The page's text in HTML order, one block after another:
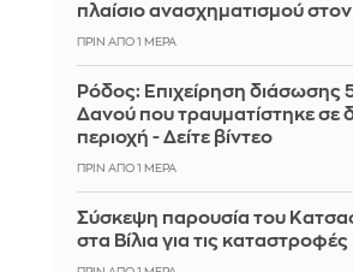
πλαίσιο ανασχηματισμού
ΠΡΙΝ ΑΠΌ 1 ΜΈΡΑ
Ρόδος: Επιχείρηση διάσωσης
Δανού που τραυματίστηκε σε
περιοχή - Δείτε βίντεο
ΠΡΙΝ ΑΠΌ 1 ΜΈΡΑ
Σύσκεψη παρουσία του
στα Βίλια για τις καταστροφές